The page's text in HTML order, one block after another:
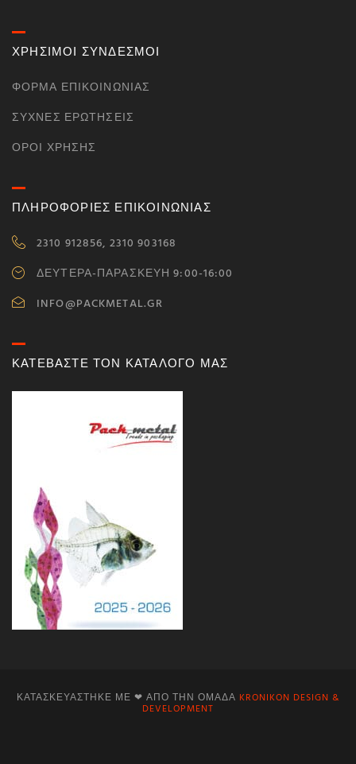
ΧΡΗΣΙΜΟΙ ΣΥΝΔΕΣΜΟΙ
ΦΌΡΜΑ ΕΠΙΚΟΙΝΩΝΊΑΣ
ΣΥΧΝΈΣ ΕΡΩΤΉΣΕΙΣ
ΌΡΟΙ ΧΡΉΣΗΣ
ΠΛΗΡΟΦΟΡΙΕΣ ΕΠΙΚΟΙΝΩΝΙΑΣ
2310 912856, 2310 903168
ΔΕΥΤΕΡΑ-ΠΑΡΑΣΚΕΥΗ 9:00-16:00
INFO@PACKMETAL.GR
ΚΑΤΕΒΑΣΤΕ ΤΟΝ ΚΑΤΑΛΟΓΟ ΜΑΣ
ΚΑΤΑΣΚΕΥΆΣΤΗΚΕ ΜΕ ❤ ΑΠΌ ΤΗΝ ΟΜΆΔΑ KRONIKON DESIGN &
DEVELOPMENT